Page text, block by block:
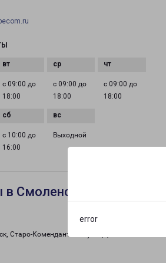
error
с 09:00 до
18:00
с 09:00 до
18:00
с 09:00 до
18:00
с 10:00 до
16:00
Выходной
Смоленске
Старо-Комендантская улица, 2